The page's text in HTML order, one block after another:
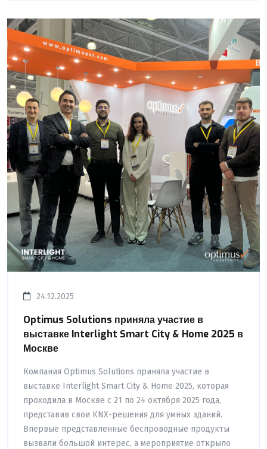
24.12.2025
Optimus Solutions приняла участие в
выставке Interlight Smart City & Home 2025 в
Москве
Компания Optimus Solutions приняла участие в
выставке Interlight Smart City & Home 2025, которая
проходила в Москве с 21 по 24 октября 2025 года,
представив свои KNX-решения для умных зданий.
Впервые представленные беспроводные продукты
вызвали большой интерес, а мероприятие открыло